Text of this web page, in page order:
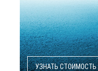
УЗНАТЬ СТОИМОСТЬ